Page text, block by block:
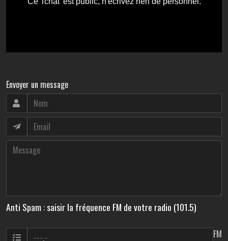
Envoyer un message
Anti Spam : saisir la fréquence FM de votre radio (101.5)
FM